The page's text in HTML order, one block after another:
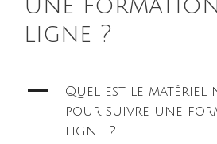
une
ligne ?
A
Quel est le matériel
pour suivre une
ligne ?